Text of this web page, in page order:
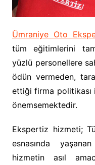
Ümraniye Oto
tüm eğitimlerini
yüzlü personellere
ödün vermeden,
ettiği firma politikası
önemsemektedir.
Ekspertiz hizmeti;
esnasında
hizmetin asıl